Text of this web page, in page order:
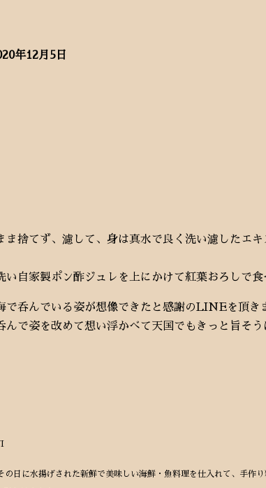
年12月5日
捨てず、濾して、身は真水で良く洗い濾したエ
自家製ポン酢ジュレを上にかけて紅葉おろしで食
で呑んでいる姿が想像できたと感謝のLINEを頂き
で姿を改めて想い浮かべて天国でもきっと旨そう
日に水揚げされた新鮮で美味しい海鮮・魚料理を仕入れて、手作り